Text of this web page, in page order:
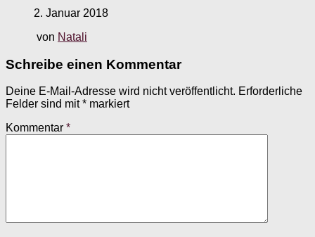
2. Januar 2018
von Natali
Schreibe einen Kommentar
Deine E-Mail-Adresse wird nicht veröffentlicht. Erforderliche
Felder sind mit* markiert
Kommentar *